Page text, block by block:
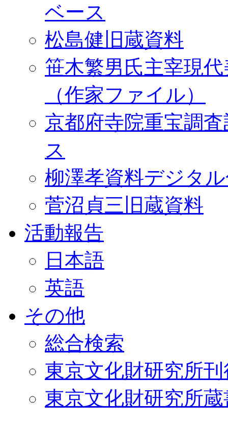
ベース
松島健旧蔵資料
笹木繁男氏主宰現
（作家ファイル）
京都府寺院重宝調
ス
柳澤孝資料デジタ
菅沼貞三旧蔵資料
活動報告
日本語
英語
その他
総合検索
東京文化財研究所
東京文化財研究所